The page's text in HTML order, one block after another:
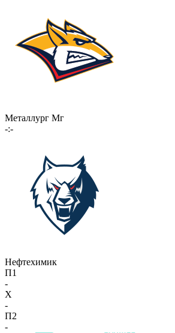
Металлург Мг
-:-
Нефтехимик
П1
-
X
-
П2
-